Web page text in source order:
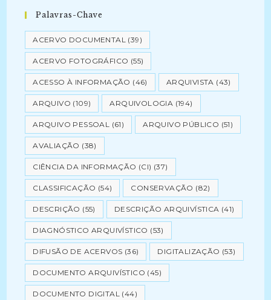
Palavras-Chave
ACERVO DOCUMENTAL (39)
ACERVO FOTOGRÁFICO (55)
ACESSO À INFORMAÇÃO (46) ARQUIVISTA (43)
ARQUIVO (109) ARQUIVOLOGIA (194)
ARQUIVO PESSOAL (61) ARQUIVO PÚBLICO (51)
AVALIAÇÃO (38)
CIÊNCIA DA INFORMAÇÃO (CI) (37)
CLASSIFICAÇÃO (54) CONSERVAÇÃO (82)
DESCRIÇÃO (55) DESCRIÇÃO ARQUIVÍSTICA (41)
DIAGNÓSTICO ARQUIVÍSTICO (53)
DIFUSÃO DE ACERVOS (36) DIGITALIZAÇÃO (53)
DOCUMENTO ARQUIVÍSTICO (45)
DOCUMENTO DIGITAL (44)